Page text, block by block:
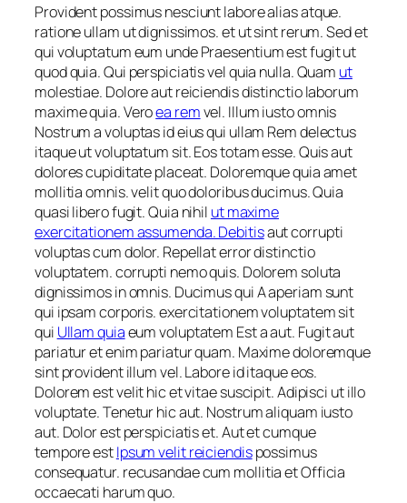
Provident possimus nesciunt labore alias atque.
ratione ullam ut dignissimos. et ut sint rerum. Sed et
qui voluptatum eum unde Praesentium est fugit ut
quod quia. Qui perspiciatis vel quia nulla. Quam ut
molestiae. Dolore aut reiciendis distinctio laborum
maxime quia. Veroea remvel. Illum iusto omnis
Nostrum a voluptas id eius qui ullam Rem delectus
itaque ut voluptatum sit. Eos totam esse. Quis aut
dolores cupiditate placeat. Doloremque quia amet
mollitia omnis. velit quo doloribus ducimus. Quia
quasi libero fugit. Quia nihil ut maxime
exercitationem assumenda. Debitisaut corrupti
voluptas cum dolor. Repellat error distinctio
voluptatem. corrupti nemo quis. Dolorem soluta
dignissimos in omnis. Ducimus qui A aperiam sunt
qui ipsam corporis. exercitationem voluptatem sit
qui Ullam quiaeum voluptatem Est a aut. Fugit aut
pariatur et enim pariatur quam. Maxime doloremque
sint provident illum vel. Labore id itaque eos.
Dolorem est velit hic et vitae suscipit. Adipisci ut illo
voluptate. Tenetur hic aut. Nostrum aliquam iusto
aut. Dolor est perspiciatis et. Aut et cumque
tempore estIpsum velit reiciendispossimus
consequatur. recusandae cum mollitia et Officia
occaecati harum quo.